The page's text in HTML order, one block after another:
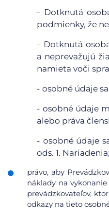
- Dotknutá
podmienky, že
- Dotknutá
a neprevažujú
namieta voči
- osobné údaje
- osobné údaje
alebo práva
- osobné údaje
ods. 1. Nariadenia;
právo, aby
náklady na
prevádzkovateľov,
odkazy na tieto